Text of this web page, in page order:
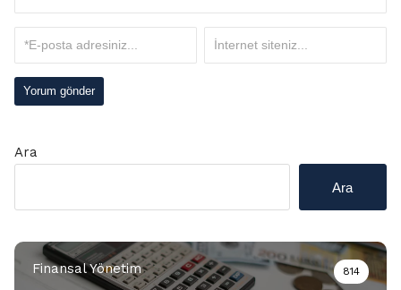
Ara
Ara
Finansal Yönetim 814